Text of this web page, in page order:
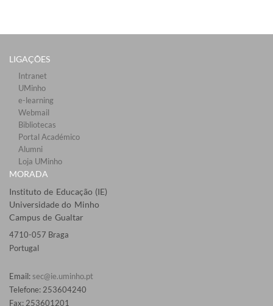
LIGAÇÕES​
Intranet
UMinho
e-learning
Webmail​
Bibliotecas​
Portal Académico
Alumni
Loja UMinho
MORADA
Instituto de Educação (IE)
Universidade do Minho
Campus de Gualtar
4710-057 Braga
Portugal
Email: sec@ie.uminho.pt
Telefone: 253604240
Fax: 253601201​